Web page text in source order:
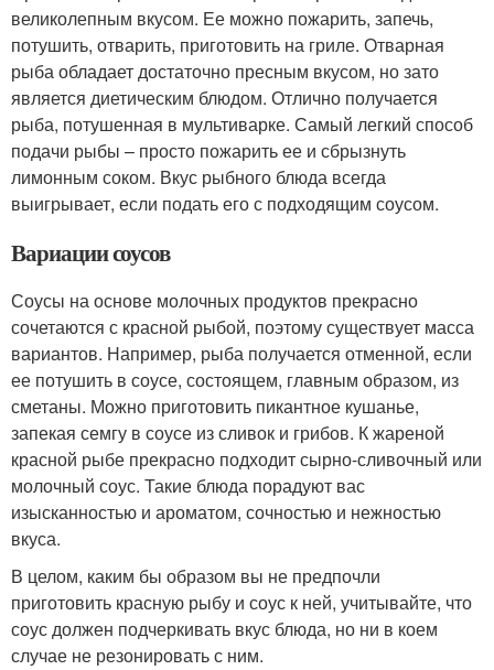
великолепным вкусом. Ее можно пожарить, запечь,
потушить, отварить, приготовить на гриле. Отварная
рыба обладает достаточно пресным вкусом, но зато
является диетическим блюдом. Отлично получается
рыба, потушенная в мультиварке. Самый легкий способ
подачи рыбы – просто пожарить ее и сбрызнуть
лимонным соком. Вкус рыбного блюда всегда
выигрывает, если подать его с подходящим соусом.
Вариации соусов
Соусы на основе молочных продуктов прекрасно
сочетаются с красной рыбой, поэтому существует масса
вариантов. Например, рыба получается отменной, если
ее потушить в соусе, состоящем, главным образом, из
сметаны. Можно приготовить пикантное кушанье,
запекая семгу в соусе из сливок и грибов. К жареной
красной рыбе прекрасно подходит сырно-сливочный или
молочный соус. Такие блюда порадуют вас
изысканностью и ароматом, сочностью и нежностью
вкуса.
В целом, каким бы образом вы не предпочли
приготовить красную рыбу и соус к ней, учитывайте, что
соус должен подчеркивать вкус блюда, но ни в коем
случае не резонировать с ним.